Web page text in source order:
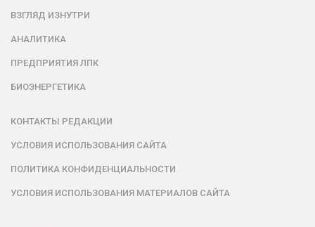
ВЗГЛЯД ИЗНУТРИ
АНАЛИТИКА
ПРЕДПРИЯТИЯ ЛПК
БИОЭНЕРГЕТИКА
КОНТАКТЫ РЕДАКЦИИ
УСЛОВИЯ ИСПОЛЬЗОВАНИЯ САЙТА
ПОЛИТИКА КОНФИДЕНЦИАЛЬНОСТИ
УСЛОВИЯ ИСПОЛЬЗОВАНИЯ МАТЕРИАЛОВ САЙТА